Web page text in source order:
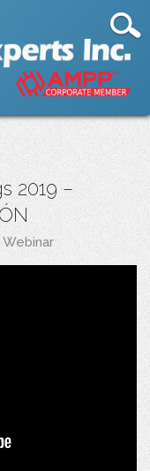
2019 –
Webinar